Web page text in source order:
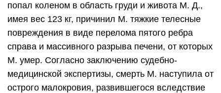
попал коленом в область груди и живота М. Д.,
имея вес 123 кг, причинил М. тяжкие телесные
повреждения в виде перелома пятого ребра
справа и массивного разрыва печени, от которых
М. умер. Согласно заключению судебно-
медицинской экспертизы, смерть М. наступила от
острого малокровия, развившегося вследствие